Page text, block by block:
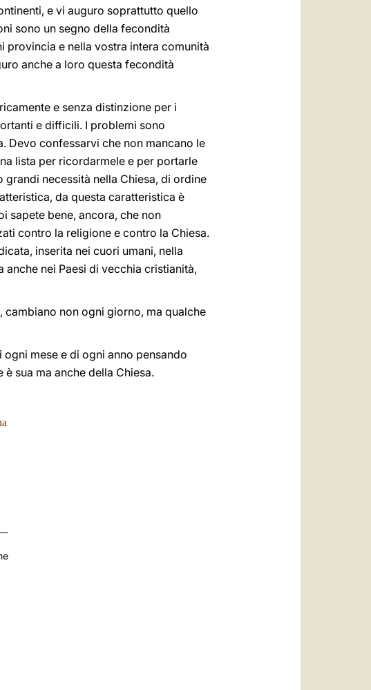
e vi auguro soprattutto quello
sono un segno della fecondità
provincia e nella vostra intera comunità
anche a loro questa fecondità
e senza distinzione per i
e difficili. I problemi sono
Devo confessarvi che non mancano le
lista per ricordarmele e per portarle
grandi necessità nella Chiesa, di ordine
da questa caratteristica è
sapete bene, ancora, che non
contro la religione e contro la Chiesa.
inserita nei cuori umani, nella
nei Paesi di vecchia cristianità,
non ogni giorno, ma qualche
mese e di ogni anno pensando
sua ma anche della Chiesa.